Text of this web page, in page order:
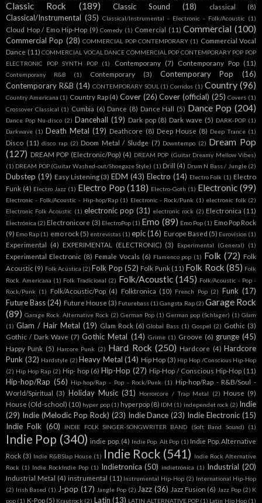
Classic Rock (189) Classic Sound (18) classical (8)
Classical/Instrumental (35) Classical/Instrumental - Electronic - Folk/Acoustic (1)
Cloud Hop / Emo Hip-Hop (9) Comedy (1) Comercial (11) Commercial (100)
Commercial Pop (28) COMMERCIAL POP CONTEMPORARY (1) Commercial Vocal
Dance (11) COMMERCIAL VOCAL DANCE COMMERCIAL POP CONTEMPORARY POP POP
ELECTRONIC POP SYNTH POP
(1) Contemporany (7) Contemporany Pop (11)
Contemporany R&B (1) Contemporary (3) Contemporary Pop
(16)
Contemporary R&B (14) CONTEMPORARY SOUL (1) Corridos (1) Country (96)
Country Americana (1) Country Rap (4) Cover (26) Cover (official) (25) Covers (1)
Crossover Classical (1) Cumbia (6) Dance (8) Dance Hall (5) Dance Pop (204)
Dance Pop Nu-disco (2) Dancehall (19) Dark pop (8) Dark wave (5) DARK-POP (1)
Darkwave (1) Death Metal (19) Deathcore (8) Deep House (8) Deep Trance (1)
Disco (11) disco rap (2) Doom Metal / Sludge (7) Downtempo (2) Dream Pop
(127) DREAM POP (Electronic/Pop) (4) DREAM POP (Guitar Dreamy Mellow Vibes)
(1) DREAM POP (Guitar Washed-out/Shoegaze Style) (1) Drill (4) Drum N Bass / Jungle (2)
Dubstep (19) Easy Listening (3) EDM (43) Electro (14) Electro Folk (1) Electro
Funk (4) Electro Jazz (1) Electro Pop (118) Electro-Goth (1) Electronic (99)
Electronic - Folk/Acoustic - Hip-hop/Rap (1) Electronic - Rock/Punk (1) electronic folk (2)
Electronic Folk Acoustic (1) electronic pop (31) electronic rock (2) Electronica (11)
Electrónica (2) Electronicore (3) ElectroPop (1) Emo (89) Emo Pop (1) Emo Pop Rock
(9) Emo Rap (1) emo rock (5) entrevistas (1) epic (16) Europe Based (5) Eurovision (1)
Experimental (4) EXPERIMENTAL (ELECTRONIC) (3) Experimental (General) (1)
Experimental Electronic (8) Female Vocals (6) Flamenco pop (1) Folk (72) Folk
Acoustic (9) Folk Acústica (2) Folk Pop (52) Folk Punk (11) Folk Rock (85) Folk
Rock. Americana (1) Folk Tradicional (2) Folk/Acoustic (145) Folk/Acoustic - Pop -
Rock/Punk (1) Folk/Acoustic/Pop (4) Folktronica (10) French Pop (2) Funk (17)
Future Bass (24) Future House (3) Futurebass (1) Gangsta Rap (2) Garage Rock
(89) Garage Rock. Alternative Rock (2) German Pop (1) German pop (Schlager) (1) Glam
(1) Glam / Hair Metal (19) Glam Rock (6) Global Bass (1) Gospel (2) Gothic (3)
Gothic / Dark Wave (7) Gothic Metal (14) Grime (1) Groove (6) grunge (45)
Happy Punk (5) Harcore Punk (2) Hard Rock (250) Hardcore (4) Hardcore
Punk (32) Hardstyle (2) Heavy Metal (14) Hip Hop (3) Hip Hop /Conscious Hip-Hop
(2) Hip Hop Rap (2) Hip- hop (6) Hip-Hop (27) Hip-Hop / Conscious Hip-Hop (11)
Hip-hop/Rap (56) Hip-hop/Rap - Pop - Rock/Punk (1) Hip-hop/Rap - R&B/Soul -
World/Spiritual (3) Holiday Music (31) Horrorcore / Trap Metal (2) House (9)
House (Old-school) (10) hyper pop (1) hyperpop (8) IDM (1) independet rock (2) Indie
(29) Indie (Melodic Pop Rock) (23) Indie Dance (23) Indie Electronic (15)
Indie Folk (60) INDIE FOLK SINGER-SONGWRITER BAND (Soft Band Sound) (1)
Indie Pop (340) indie pop. (4) Indie Pop. Alt Pop (1) Indie Pop. Alternative
Rock (3) Indie R&BSlap House (1) Indie Rock (541) Indie Rock Alternative
Rock (1) Indie RockIndie Pop (1) Indietronica (50) indietrónica (1) Industrial (20)
Industrial Metal (4) instrumental (11) Instrumental Hip-Hop (2) International Hip-Hop
(2) Irish Based (1) J-pop (17) Jangle Pop (2) Jazz (36) Jazz Fusion (6) Jazz Pop (2) K
pop (1) K-Pop (5) Krautrock (2) Latin (13) LATIN ALTERNATIVE POP (1) Latin Hip Hop (1)